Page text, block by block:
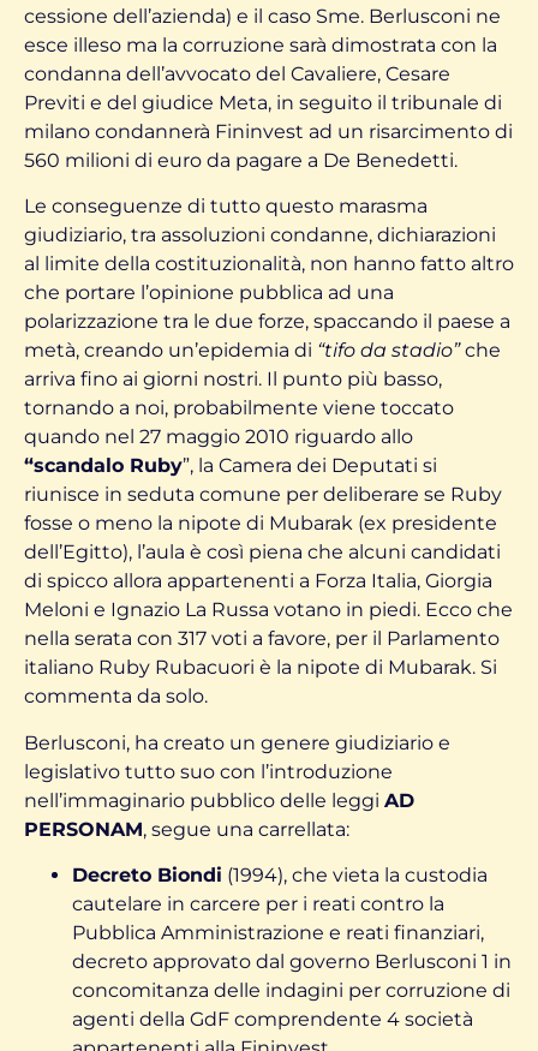
cessione dell’azienda) e il caso Sme. Berlusconi ne
esce illeso ma la corruzione sarà dimostrata con la
condanna dell’avvocato del Cavaliere, Cesare
Previti e del giudice Meta, in seguito il tribunale di
milano condannerà Fininvest ad un risarcimento di
560 milioni di euro da pagare a De Benedetti.
Le conseguenze di tutto questo marasma
giudiziario, tra assoluzioni condanne, dichiarazioni
al limite della costituzionalità, non hanno fatto altro
che portare l’opinione pubblica ad una
polarizzazione tra le due forze, spaccando il paese a
metà, creando un’epidemia di “tifo da stadio”che
arriva fino ai giorni nostri. Il punto più basso,
tornando a noi, probabilmente viene toccato
quando nel 27 maggio 2010 riguardo allo
“scandalo Ruby”, la Camera dei Deputati si
riunisce in seduta comune per deliberare se Ruby
fosse o meno la nipote di Mubarak (ex presidente
dell’Egitto), l’aula è così piena che alcuni candidati
di spicco allora appartenenti a Forza Italia, Giorgia
Meloni e Ignazio La Russa votano in piedi. Ecco che
nella serata con 317 voti a favore, per il Parlamento
italiano Ruby Rubacuori è la nipote di Mubarak. Si
commenta da solo.
Berlusconi, ha creato un genere giudiziario e
legislativo tutto suo con l’introduzione
nell’immaginario pubblico delle leggi AD
PERSONAM, segue una carrellata:
Decreto Biondi (1994), che vieta la custodia
cautelare in carcere per i reati contro la
Pubblica Amministrazione e reati finanziari,
decreto approvato dal governo Berlusconi 1 in
concomitanza delle indagini per corruzione di
agenti della GdF comprendente 4 società